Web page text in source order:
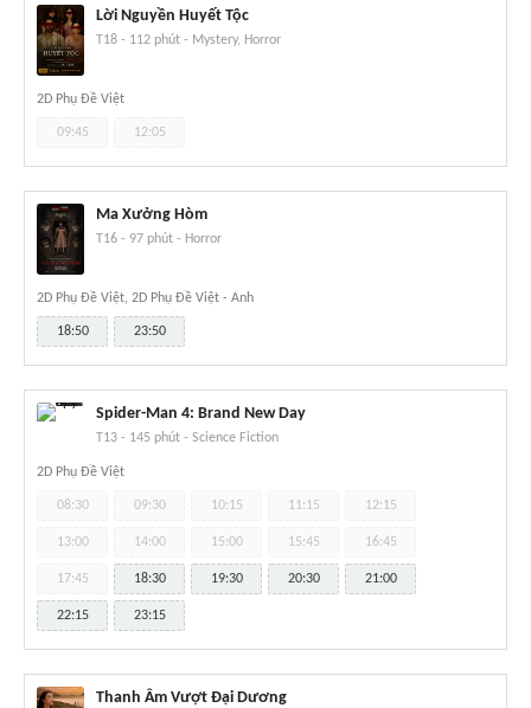
Lời Nguyền Huyết Tộc
T18 - 112 phút - Mystery, Horror
2D Phụ Đề Việt
09:45 12:05
Ma Xưởng Hòm
T16 - 97 phút - Horror
2D Phụ Đề Việt, 2D Phụ Đề Việt - Anh
18:50 23:50
Spider-Man 4: Brand New Day
T13 - 145 phút - Science Fiction
2D Phụ Đề Việt
08:30 09:30 10:15 11:15 12:15
13:00 14:00 15:00 15:45 16:45
17:45 18:30 19:30 20:30 21:00
22:15 23:15
Thanh Âm Vượt Đại Dương